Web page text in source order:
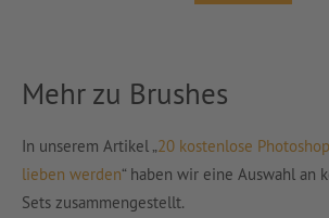
Mehr zu Brushes
In unserem Artikel „20 kostenlose
lieben werden“ haben wir eine Auswahl an
Sets zusammengestellt.